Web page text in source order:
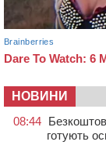
НОВИНИ
08:44
готують